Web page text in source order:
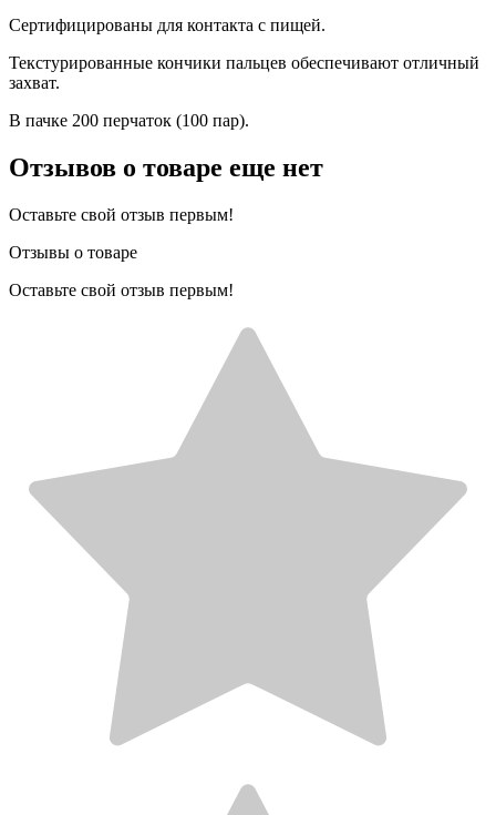
Сертифицированы для контакта с пищей.
Текстурированные кончики пальцев обеспечивают отличный
захват.
В пачке 200 перчаток (100 пар).
Отзывов о товаре еще нет
Оставьте свой отзыв первым!
Отзывы о товаре
Оставьте свой отзыв первым!